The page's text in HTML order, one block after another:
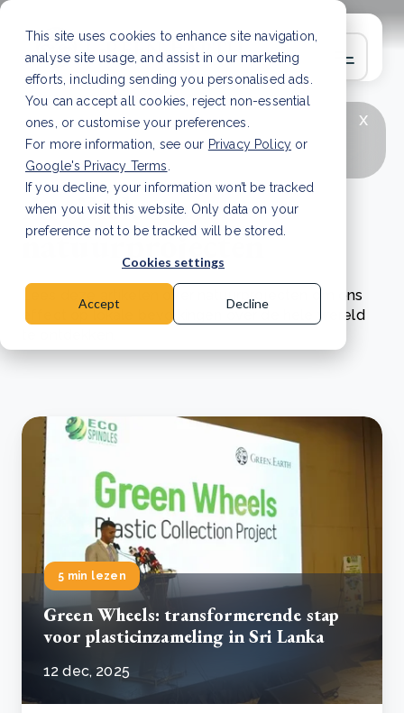
This site uses cookies to enhance site navigation,
analyse site usage, and assist in our marketing
efforts, including sending you personalised ads.
You can accept all cookies, reject non-essential
ones, or customise your preferences.
For more information, see our Privacy Policy or
Google's Privacy Terms
If you decline, your information won’t be tracked
when you visit this website. Only data on your
preference not to be tracked will be stored.
Cookies settings
Accept Decline
x
LAATSTE ARTIKEL
CSRD en uw positie als
leverancier: wat verandert er in 2026?Lees
artikel
Artikelen over
natuurprojecten
Lees deze artikelen over natuurprojecten om ons
effect op lokale bevolkingen over de hele wereld
5 min lezen
Green Wheels: transformerende stap
voor plasticinzameling in Sri Lanka
12 dec, 2025